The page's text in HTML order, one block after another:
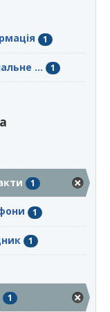
1
... 1
1
1
1
1